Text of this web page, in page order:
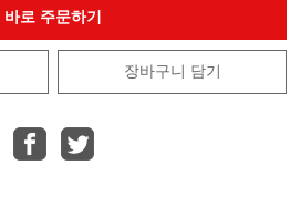
바로 주문하기
장바구니 담기